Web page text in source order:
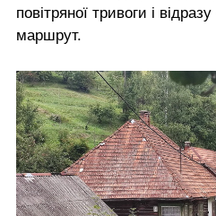
повітряної тривоги і
маршрут.